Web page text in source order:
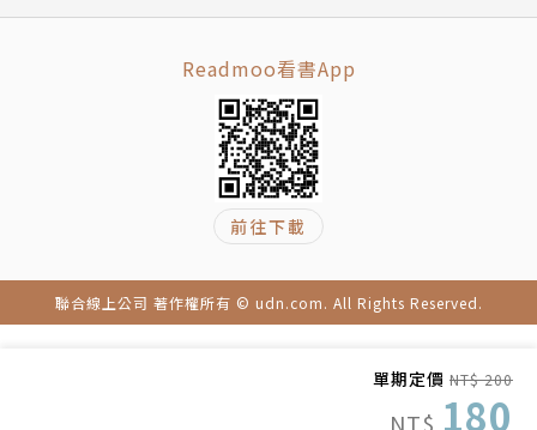
單期定價 NT$ 200
NT$ 180
Readmoo看書App
前往下載
聯合線上公司 著作權所有 © udn.com. All Rights Reserved.